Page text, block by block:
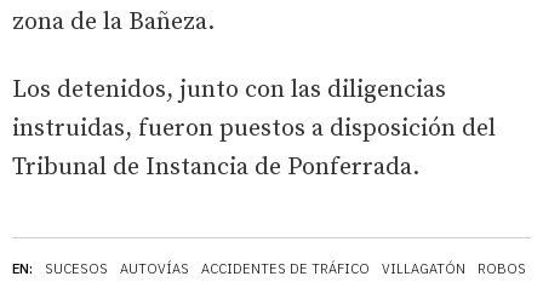
EN: SUCESOS AUTOVÍAS ACCIDENTES DE TRÁFICO VILLAGATÓN ROBOS
zona de la Bañeza.
Los detenidos, junto con las diligencias
instruidas, fueron puestos a disposición del
Tribunal de Instancia de Ponferrada.